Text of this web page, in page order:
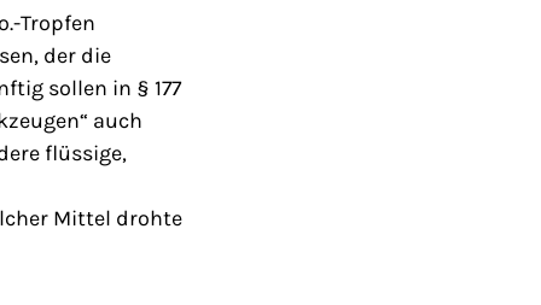
Tropfen
der die
sollen in § 177
auch
flüssige,
Mittel drohte